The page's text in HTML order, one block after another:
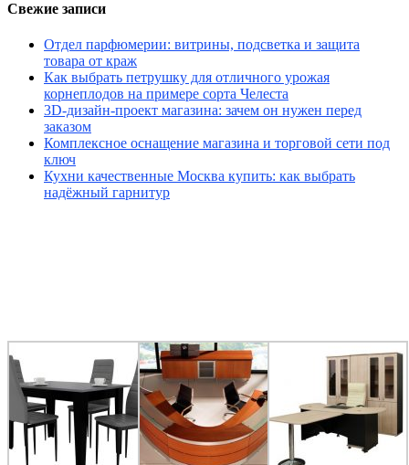
Свежие записи
Отдел парфюмерии: витрины, подсветка и защита
товара от краж
Как выбрать петрушку для отличного урожая
корнеплодов на примере сорта Челеста
3D-дизайн-проект магазина: зачем он нужен перед
заказом
Комплексное оснащение магазина и торговой сети под
ключ
Кухни качественные Москва купить: как выбрать
надёжный гарнитур